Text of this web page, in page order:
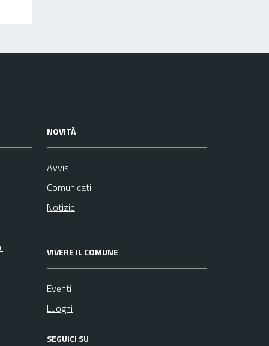
NOVITÀ
Avvisi
Comunicati
Notizie
VIVERE IL COMUNE
Eventi
Luoghi
SEGUICI SU